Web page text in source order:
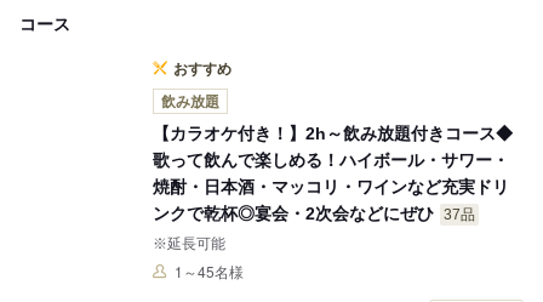
コース
おすすめ
飲み放題
【カラオケ付き！】2h～飲み放題付きコース◆
歌って飲んで楽しめる！ハイボール・サワー・
焼酎・日本酒・マッコリ・ワインなど充実ドリ
ンクで乾杯◎宴会・2次会などにぜひ 37品
※延長可能
1～45名様